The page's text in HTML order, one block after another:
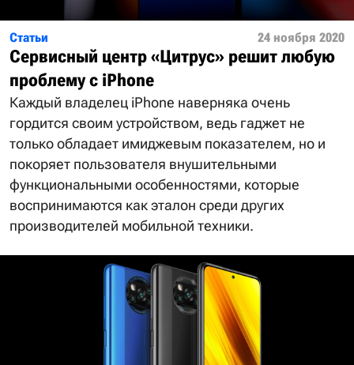
Статьи 24 ноября 2020
Сервисный центр «Цитрус» решит любую
проблему с iPhone
Каждый владелец iPhone наверняка очень
гордится своим устройством, ведь гаджет не
только обладает имиджевым показателем, но и
покоряет пользователя внушительными
функциональными особенностями, которые
воспринимаются как эталон среди других
производителей мобильной техники.